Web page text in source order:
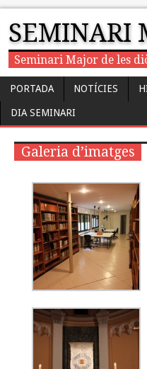
SEMINARI
Seminari Major de les
PORTADA NOTÍCIES
DIA SEMINARI
Galeria d’imatges